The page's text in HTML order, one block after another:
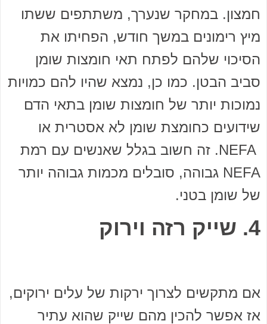
חמצון. במחקר שנערך, משתתפים ששתו
מיץ רימונים במשך חודש, הפחיתו את
הסיכוי שלהם לפתח תאי חומצות שומן
סביב הבטן. כמו כן, נמצא שהיו להם כמויות
נמוכות יותר של חומצות שומן בתאי הדם
שידועים כחומצת שומן לא אסטרית או
NEFA. זה חשוב בגלל שאנשים עם רמת
NEFA גבוהה, סובלים מכמות גבוהה יותר
של שומן בטני.
4. שייק רזה וירוק
אם מתקשים לצרוך ירקות של עלים ירוקים,
אז אפשר להכין מהם שייק שהוא עתיר